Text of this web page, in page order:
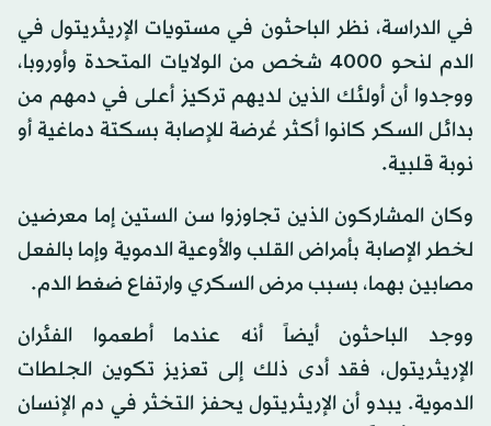
في الدراسة، نظر الباحثون في مستويات الإريثريتول في
الدم لنحو 4000 شخص من الولايات المتحدة وأوروبا،
ووجدوا أن أولئك الذين لديهم تركيز أعلى في دمهم من
بدائل السكر كانوا أكثر عُرضة للإصابة بسكتة دماغية أو
نوبة قلبية.
وكان المشاركون الذين تجاوزوا سن الستين إما معرضين
لخطر الإصابة بأمراض القلب والأوعية الدموية وإما بالفعل
مصابين بهما، بسبب مرض السكري وارتفاع ضغط الدم.
ووجد الباحثون أيضاً أنه عندما أطعموا الفئران
الإريثريتول، فقد أدى ذلك إلى تعزيز تكوين الجلطات
الدموية. يبدو أن الإريثريتول يحفز التخثر في دم الإنسان